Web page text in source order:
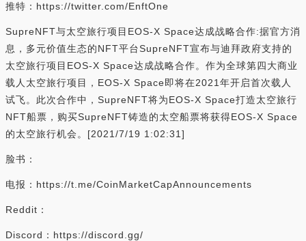
推特：https://twitter.com/EnftOne
SupreNFT与太空旅行项目EOS-X Space达成战略合作:据官方消
息，多元价值生态的NFT平台SupreNFT宣布与迪拜政府支持的
太空旅行项目EOS-X Space达成战略合作。作为全球第四大商业
载人太空旅行项目，EOS-X Space即将在2021年开启首次载人
试飞。此次合作中，SupreNFT将为EOS-X Space打造太空旅行
NFT船票，购买SupreNFT铸造的太空船票将获得EOS-X Space
的太空旅行机会。[2021/7/19 1:02:31]
脸书：
电报：https://t.me/CoinMarketCapAnnouncements
Reddit：
Discord：https://discord.gg/